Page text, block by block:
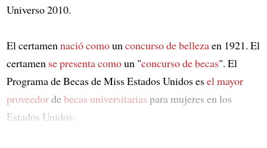
Universo 2010.
El certamennació comounconcurso de bellezaen 1921. El
certamen se presenta comoun "concurso de becas". El
Programa de Becas de Miss Estados Unidos esel mayor
proveedordebecas universitarias para mujeres en los
Estados Unidos.